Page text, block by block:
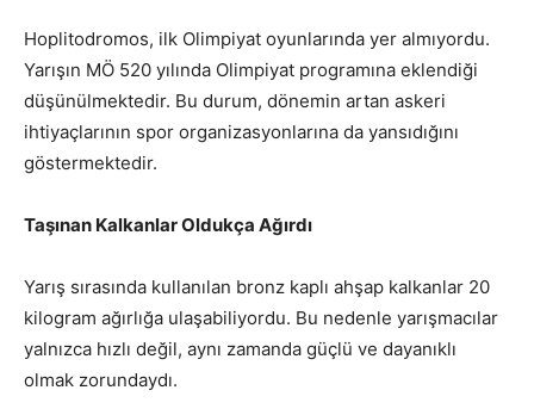
Hoplitodromos, ilk Olimpiyat oyunlarında yer almıyordu.
Yarışın MÖ 520 yılında Olimpiyat programına eklendiği
düşünülmektedir. Bu durum, dönemin artan askeri
ihtiyaçlarının spor organizasyonlarına da yansıdığını
göstermektedir.
Taşınan Kalkanlar Oldukça Ağırdı
Yarış sırasında kullanılan bronz kaplı ahşap kalkanlar 20
kilogram ağırlığa ulaşabiliyordu. Bu nedenle yarışmacılar
yalnızca hızlı değil, aynı zamanda güçlü ve dayanıklı
olmak zorundaydı.